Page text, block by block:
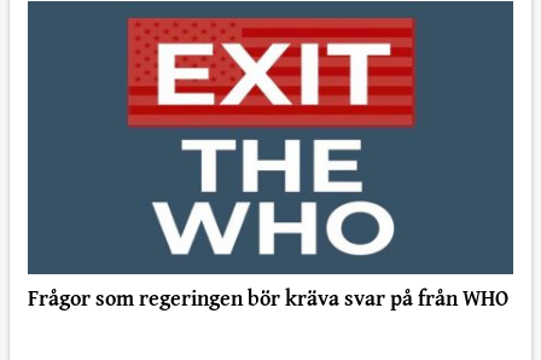
Frågor som regeringen bör kräva svar på från WHO